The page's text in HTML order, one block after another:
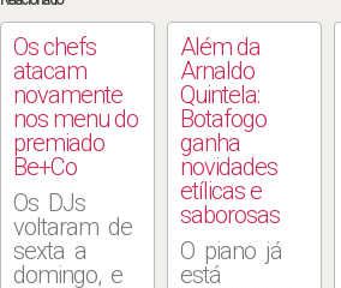
Os chefs
atacam
novamente
nos menu do
premiado
Be+Co
Os DJs
voltaram de
sexta a
domingo, e
Além da
Arnaldo
Quintela:
Botafogo
ganha
novidades
etílicas e
saborosas
O piano já
está